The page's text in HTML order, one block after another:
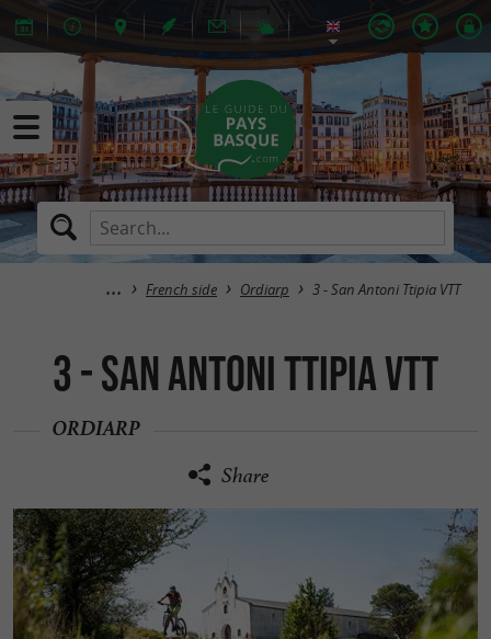
French side Ordiarp 3 - San Antoni Ttipia VTT
3 - San Antoni Ttipia VTT
ORDIARP
Share